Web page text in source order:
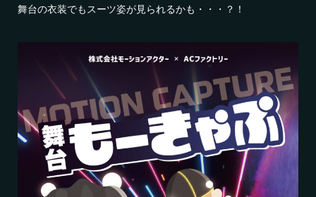
舞台の衣装でもスーツ姿が見られるかも・・・？！